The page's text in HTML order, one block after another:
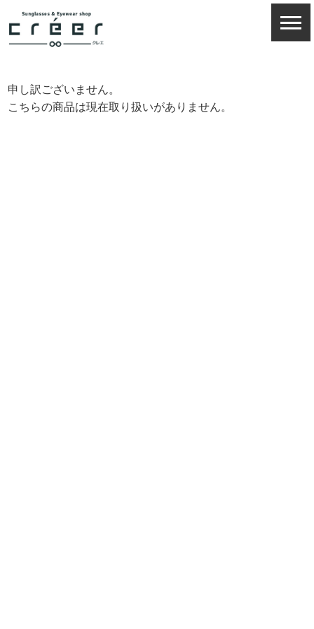
申し訳ございません。
こちらの商品は現在取り扱いがありません。